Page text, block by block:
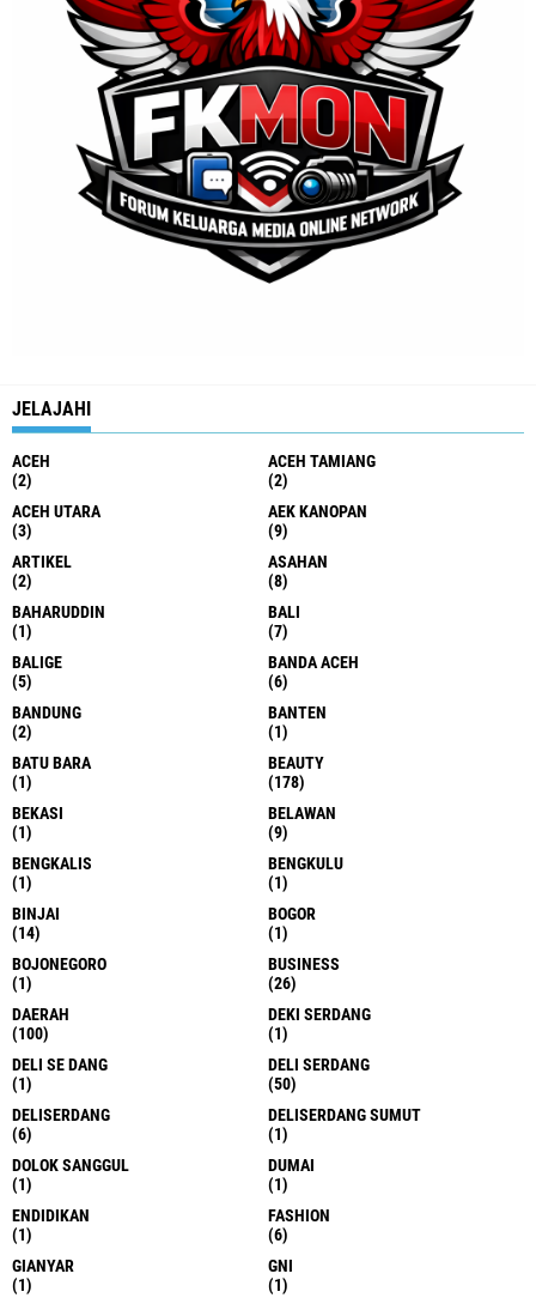
JELAJAHI
ACEH
(2)
ACEH TAMIANG
(2)
ACEH UTARA
(3)
AEK KANOPAN
(9)
ARTIKEL
(2)
ASAHAN
(8)
BAHARUDDIN
(1)
BALI
(7)
BALIGE
(5)
BANDA ACEH
(6)
BANDUNG
(2)
BANTEN
(1)
BATU BARA
(1)
BEAUTY
(178)
BEKASI
(1)
BELAWAN
(9)
BENGKALIS
(1)
BENGKULU
(1)
BINJAI
(14)
BOGOR
(1)
BOJONEGORO
(1)
BUSINESS
(26)
DAERAH
(100)
DEKI SERDANG
(1)
DELI SE DANG
(1)
DELI SERDANG
(50)
DELISERDANG
(6)
DELISERDANG SUMUT
(1)
DOLOK SANGGUL
(1)
DUMAI
(1)
ENDIDIKAN
(1)
FASHION
(6)
GIANYAR
(1)
GNI
(1)